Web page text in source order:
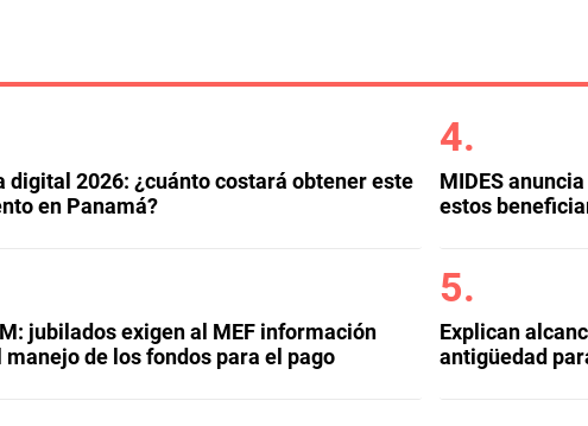
digital 2026: ¿cuánto costará obtener este
en Panamá?
jubilados exigen al MEF información
manejo de los fondos para el pago
MIDES
estos
Explican
antigüedad